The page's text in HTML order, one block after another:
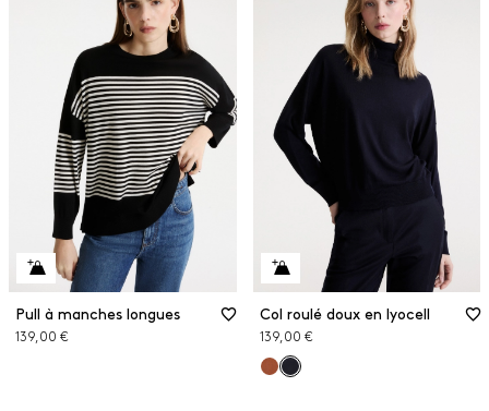
Pull à manches longues
139,00 €
Col roulé doux en lyocell
139,00 €